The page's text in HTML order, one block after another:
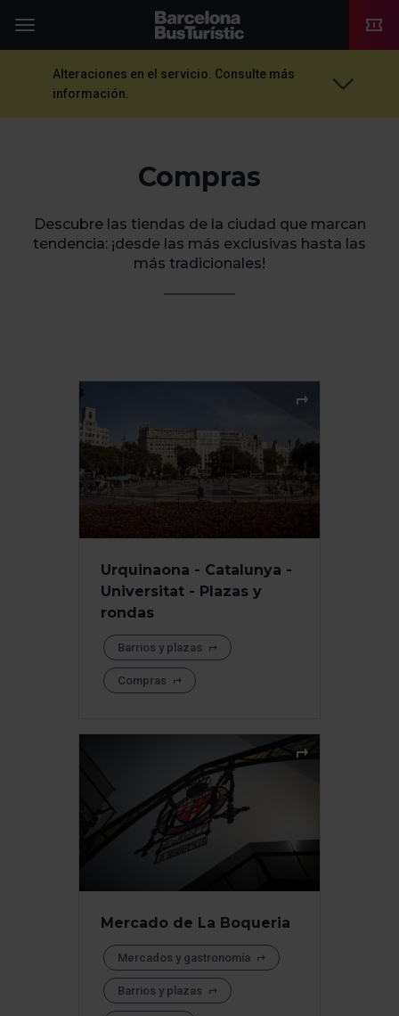
TMB-OCI
Alteraciones en el servicio. Consulte más
información.
Compras
Descubre las tiendas de la ciudad que marcan
tendencia: ¡desde las más exclusivas hasta las
más tradicionales!
Urquinaona - Catalunya -
Universitat - Plazas y
rondas
Barrios y plazas
Compras
Mercado de La Boqueria
Mercados y gastronomía
Barrios y plazas